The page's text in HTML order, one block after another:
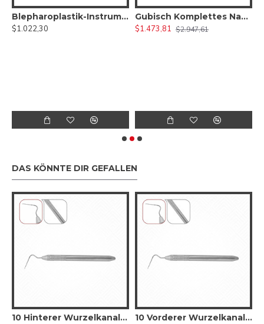
Blepharoplastik-Instrumentenset 30-teilig, Mikro-Augenchirurgie-Set
$1.022,30
Gubisch Komplettes Nasenkorrektur-Instrumentenset
$1.473,81 $2.947,61
DAS KÖNNTE DIR GEFALLEN
10 Hinterer Wurzelkanalstöpsel
10 Vorderer Wurzelkanalstöpsel